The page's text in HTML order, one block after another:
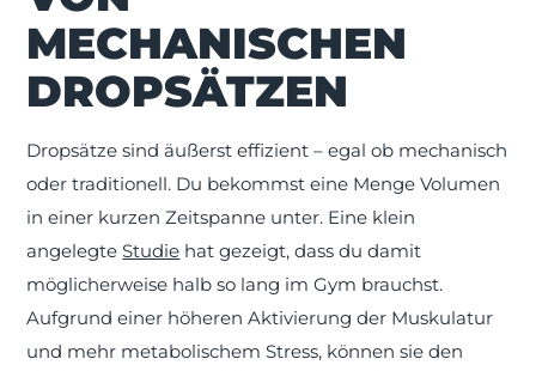
MECHANISCHEN
DROPSÄTZEN
Dropsätze sind äußerst effizient – egal ob mechanisch
oder traditionell. Du bekommst eine Menge Volumen
in einer kurzen Zeitspanne unter. Eine klein
angelegteStudie hat gezeigt, dass du damit
möglicherweise halb so lang im Gym brauchst.
Aufgrund einer höheren Aktivierung der Muskulatur
und mehr metabolischem Stress, können sie den